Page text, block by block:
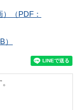
（PDF：